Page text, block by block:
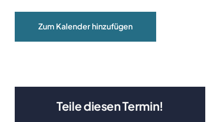
Zum Kalender hinzufügen
Teile diesen Termin!